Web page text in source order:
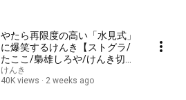
やたら再限度の高い「水見式」
に爆笑するけんき【ストグラ/
たここ/梟雄しろや/けんき切り
抜き】
けんき
40K views
2 weeks ago